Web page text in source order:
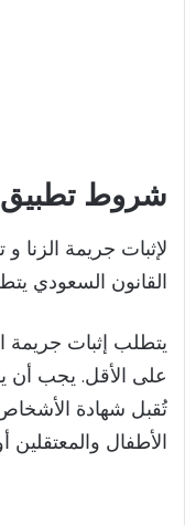
شروط تطبيق
لإثبات جريمة الزنا
القانون السعودي
يتطلب إثبات جريمة
على الأقل. يجب أن
تُقبل شهادة
الأطفال